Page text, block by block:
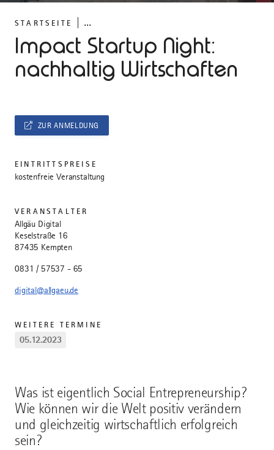
STARTSEITE ...
Impact Startup Night:
nachhaltig Wirtschaften
Was ist eigentlich Social Entrepreneurship?
Wie können wir die Welt positiv verändern
und gleichzeitig wirtschaftlich erfolgreich
sein?
ZUR ANMELDUNG
EINTRITTSPREISE
kostenfreie Veranstaltung
VERANSTALTER
Allgäu Digital
Keselstraße 16
87435 Kempten
0831 / 57537 - 65
digital@allgaeu.de
WEITERE TERMINE
05.12.2023